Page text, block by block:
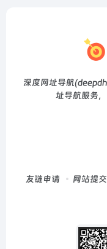
深度网址导航
址导航服务
友链申请 网站提交